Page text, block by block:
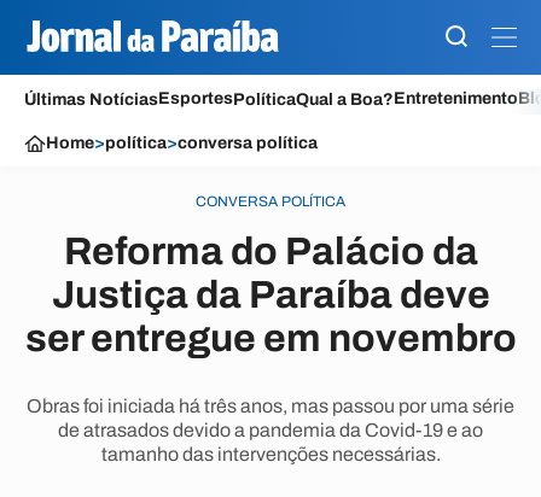
Últimas NotíciasEsportesPolíticaQual a Boa?Entretenimento
Home>política>conversa política
CONVERSA POLÍTICA
Reforma do Palácio da
Justiça da Paraíba deve
ser entregue em novembro
Obras foi iniciada há três anos, mas passou por uma série
de atrasados devido a pandemia da Covid-19 e ao
tamanho das intervenções necessárias.